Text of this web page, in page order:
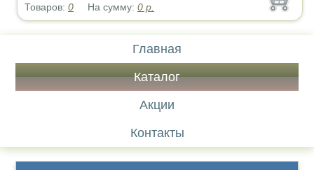
Товаров:0 На сумму:0 р.
Главная
Каталог
Акции
Контакты